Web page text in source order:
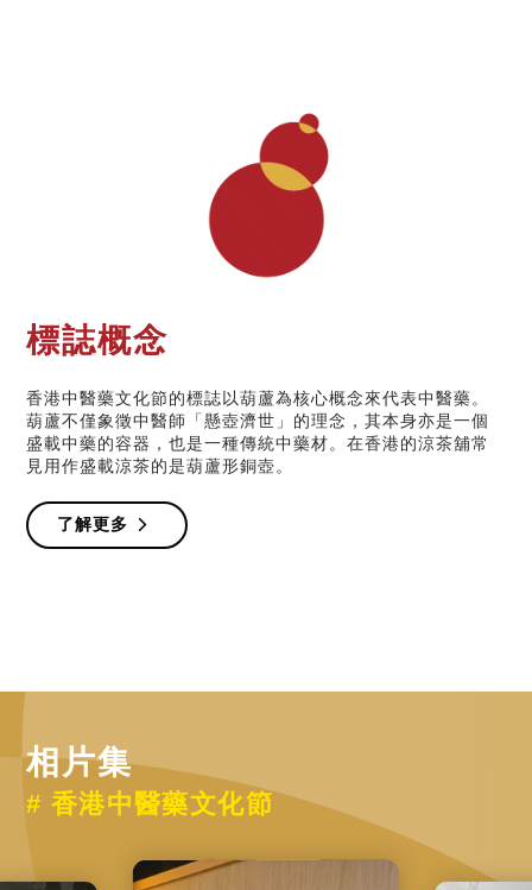
標誌概念
香港中醫藥文化節的標誌以葫蘆為核心概念來代表中醫藥。
葫蘆不僅象徵中醫師「懸壺濟世」的理念，其本身亦是一個
盛載中藥的容器，也是一種傳統中藥材。在香港的涼茶舖常
見用作盛載涼茶的是葫蘆形銅壺。
了解更多
相片集
# 香港中醫藥文化節